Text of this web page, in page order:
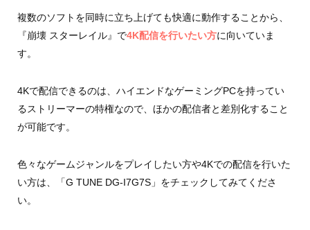
複数のソフトを同時に立ち上げても快適に動作することから、
『崩壊 スターレイル』で4K配信を行いたい方に向いていま
す。
4Kで配信できるのは、ハイエンドなゲーミングPCを持ってい
るストリーマーの特権なので、ほかの配信者と差別化すること
が可能です。
色々なゲームジャンルをプレイしたい方や4Kでの配信を行いた
い方は、「G TUNE DG-I7G7S」をチェックしてみてくださ
い。